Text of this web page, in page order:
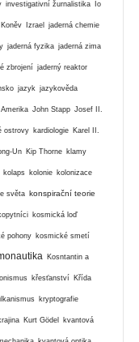
investigativní žurnalistika Io
Koněv Izrael jaderná chemie
jaderná fyzika jaderná zima
zbrojení jaderný reaktor
jazyk jazykověda
John Stapp Josef II.
ostrovy kardiologie Karel II.
Un Kip Thorne klamy
kolaps kolonie kolonizace
světa konspirační teorie
kosmická loď
pohony kosmické smetí
Kosntantin a
křesťanství Křída
kryptografie
Kurt Gödel kvantová